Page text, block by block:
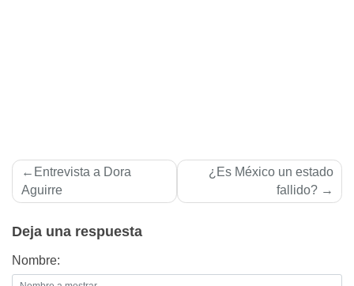
Navegación
de
Entrevista a Dora
Aguirre
¿Es México un estado
fallido?
Deja una respuesta
Nombre: